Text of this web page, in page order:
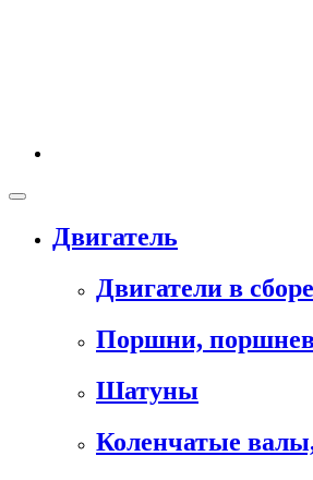
Двигатель
Двигатели в сборе
Поршни,
Шатуны
Коленчатые